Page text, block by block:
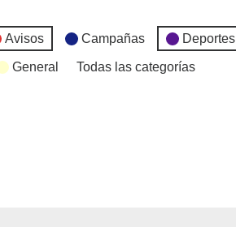
Avisos Campañas Deportes
General Todas las categorías